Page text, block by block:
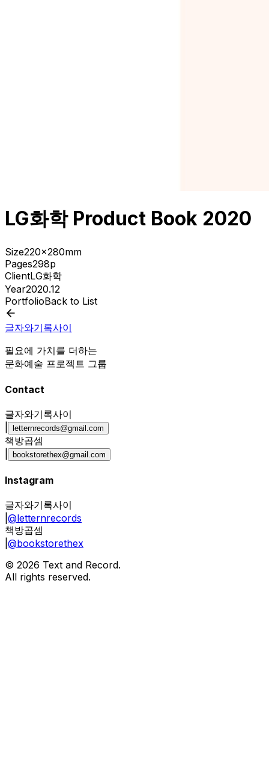
LG화학 Product Book 2020
Size220x280mm
Pages298p
ClientLG화학
Year2020.12
PortfolioBack to List
글자와기록사이
필요에 가치를 더하는
문화예술 프로젝트 그룹
Contact
글자와기록사이
letternrecords@gmail.com
책방곱셈
bookstorethex@gmail.com
Instagram
글자와기록사이
@letternrecords
책방곱셈
@bookstorethex
© 2026 Text and Record.
All rights reserved.